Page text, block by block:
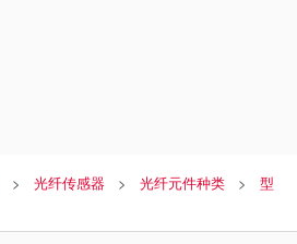
光纤传感器 光纤元件种类
型